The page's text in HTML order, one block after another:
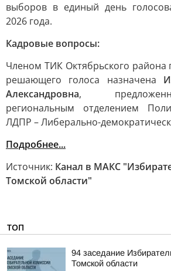
выборов в единый день
2026 года.
Кадровые вопросы:
Членом ТИК Октябрьского района
решающего голоса назначена
Александровна,
региональным отделением
ЛДПР – Либерально-
Подробнее...
Источник: Канал в МАКС
Томской области"
ТОП
94 заседание
Томской области